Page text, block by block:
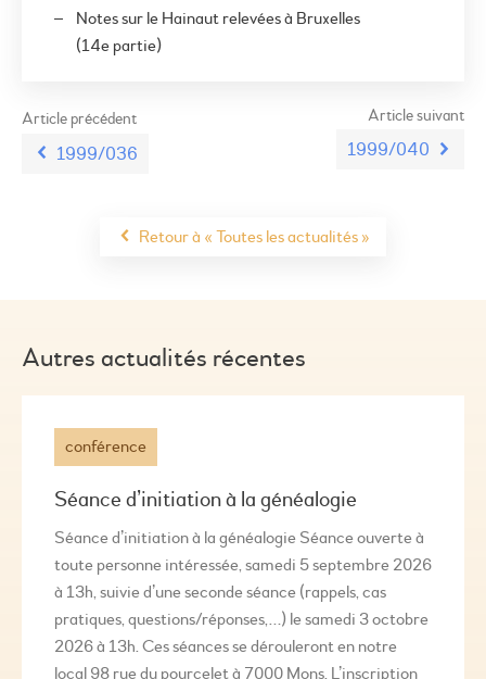
Notes sur le Hainaut relevées à Bruxelles
(14e partie)
Article précédent
1999/036
Article suivant
1999/040
Retour à « Toutes les actualités »
Autres actualités récentes
conférence
Séance d’initiation à la généalogie
Séance d’initiation à la généalogie Séance ouverte à
toute personne intéressée, samedi 5 septembre 2026
à 13h, suivie d’une seconde séance (rappels, cas
pratiques, questions/réponses,…) le samedi 3 octobre
2026 à 13h. Ces séances se dérouleront en notre
local 98 rue du pourcelet à 7000 Mons. L’inscription